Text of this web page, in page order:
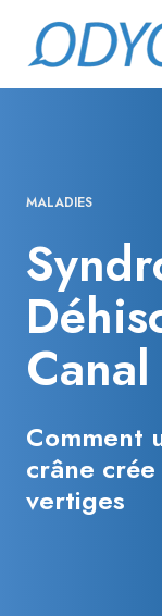
MALADIES
Comment
crâne
vertiges